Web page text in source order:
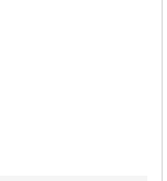
je minder te scrollen.
hele dag mee. Je
Ideaal als je veel belt,
snel weer klaar voor